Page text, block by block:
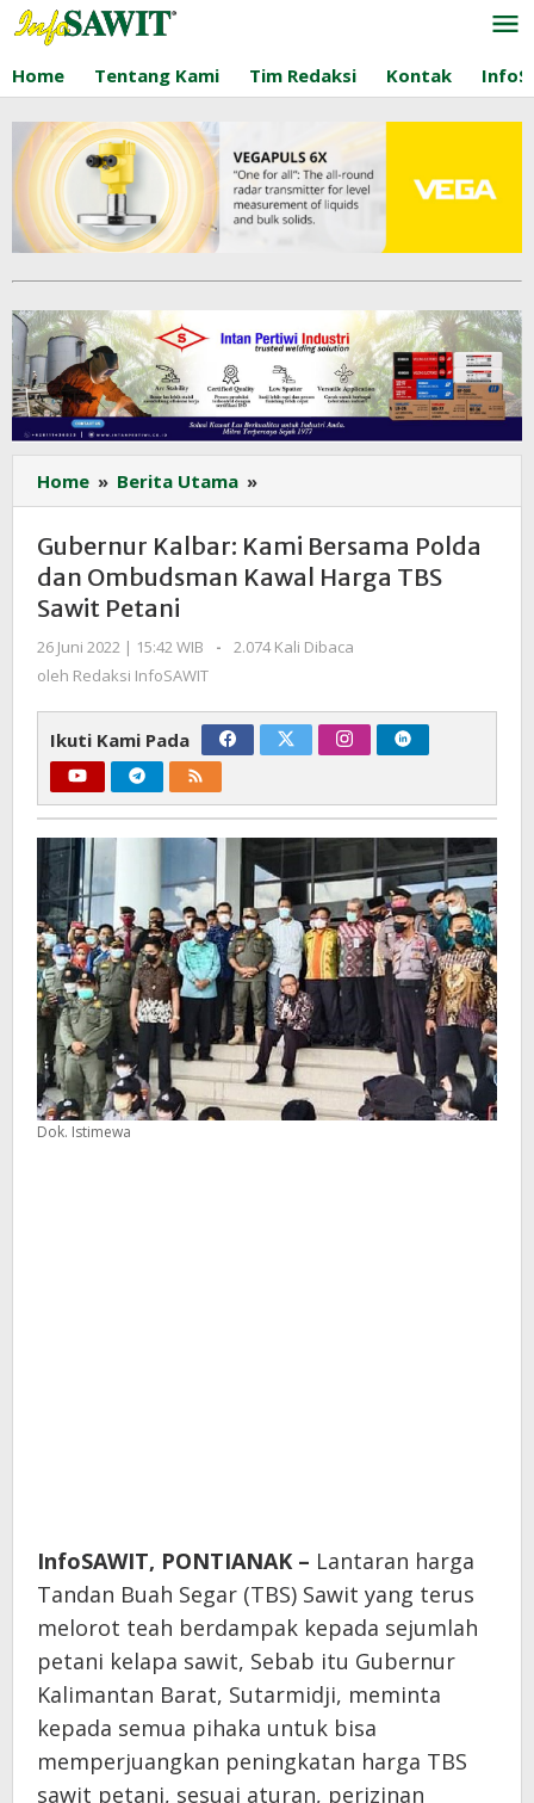
Lewati
ke
konten
Home Tentang Kami Tim Redaksi Kontak
Home » Berita Utama »
Kalbar:
Kami
Bersama
Polda
Ombudsman
TBS
Sawit
Gubernur Kalbar: Kami Bersama Polda
dan Ombudsman Kawal Harga TBS
Sawit Petani
26 Juni 2022 | 15:42 WIB
oleh
-
2.074 Kali Dibaca
oleh Redaksi InfoSAWIT
Ikuti Kami Pada
Dok. Istimewa
InfoSAWIT, PONTIANAK – Lantaran harga
Tandan Buah Segar (TBS) Sawit yang terus
melorot teah berdampak kepada sejumlah
petani kelapa sawit, Sebab itu Gubernur
Kalimantan Barat, Sutarmidji, meminta
kepada semua pihaka untuk bisa
memperjuangkan peningkatan harga TBS
sawit petani, sesuai aturan, perizinan